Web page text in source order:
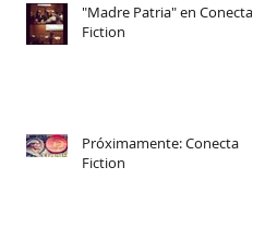
"Madre Patria" en Conecta
Fiction
Próximamente: Conecta
Fiction